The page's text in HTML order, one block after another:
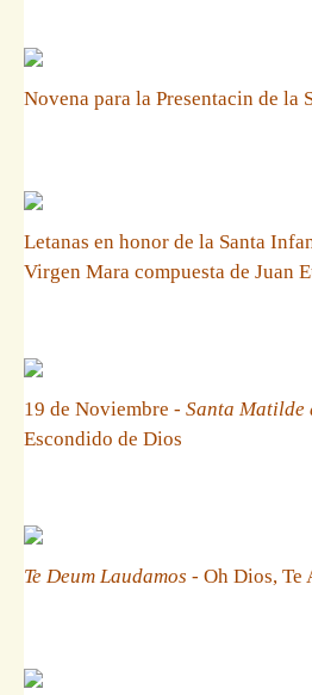
Novena para la Presentacin de la
Letanas en honor de la Santa
Virgen Mara compuesta de Juan
19 de Noviembre - Santa Matilde
Escondido de Dios
Te Deum Laudamos - Oh Dios, Te